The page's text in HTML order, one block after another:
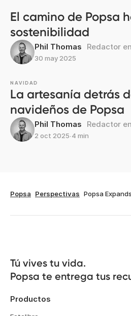
El camino de Popsa
sostenibilidad
Phil Thomas Redactor
30 may 2025
NAVIDAD
La artesanía detrás
navideños de Popsa
Phil Thomas Redactor
2 oct 2025∙4 min
Popsa Perspectivas Popsa
Tú vives tu vida.
Popsa te entrega tus
Productos